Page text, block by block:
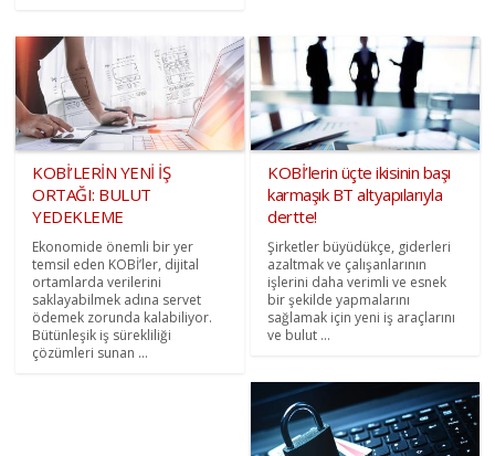
KOBİ’LERİN YENİ İŞ
ORTAĞI: BULUT
YEDEKLEME
Ekonomide önemli bir yer
temsil eden KOBİ’ler, dijital
ortamlarda verilerini
saklayabilmek adına servet
ödemek zorunda kalabiliyor.
Bütünleşik iş sürekliliği
çözümleri sunan ...
KOBİ’lerin üçte ikisinin başı
karmaşık BT altyapılarıyla
dertte!
Şirketler büyüdükçe, giderleri
azaltmak ve çalışanlarının
işlerini daha verimli ve esnek
bir şekilde yapmalarını
sağlamak için yeni iş araçlarını
ve bulut ...